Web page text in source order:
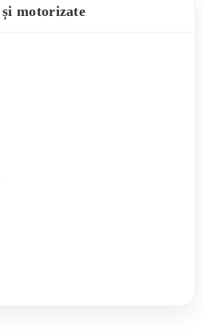
motorizate